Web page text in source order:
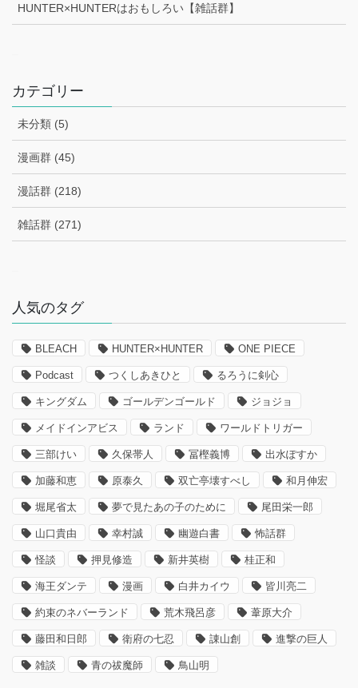
HUNTER×HUNTERはおもしろい【雑話群】
カテゴリー
未分類 (5)
漫画群 (45)
漫話群 (218)
雑話群 (271)
人気のタグ
BLEACH HUNTER×HUNTER ONE PIECE
Podcast つくしあきひと るろうに剣心
キングダム ゴールデンゴールド ジョジョ
メイドインアビス ランド ワールドトリガー
三部けい 久保帯人 冨樫義博 出水ぽすか
加藤和恵 原泰久 双亡亭壊すべし 和月伸宏
堀尾省太 夢で見たあの子のために 尾田栄一郎
山口貴由 幸村誠 幽遊白書 怖話群
怪談 押見修造 新井英樹 桂正和
海王ダンテ 漫画 白井カイウ 皆川亮二
約束のネバーランド 荒木飛呂彦 葦原大介
藤田和日郎 衛府の七忍 諌山創 進撃の巨人
雑談 青の祓魔師 鳥山明